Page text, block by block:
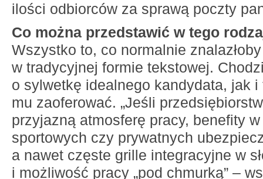
ilości odbiorców za sprawą poczty
Co można przedstawić w tego
Wszystko to, co normalnie
w tradycyjnej formie tekstowej.
o sylwetkę idealnego kandydata, jak
mu zaoferować. „Jeśli
przyjazną atmosferę pracy, benefity
sportowych czy prywatnych
a nawet częste grille integracyjne w
i możliwość pracy „pod chmurką” –